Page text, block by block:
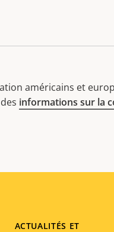
américains et
informations sur la
ACTUALITÉS ET